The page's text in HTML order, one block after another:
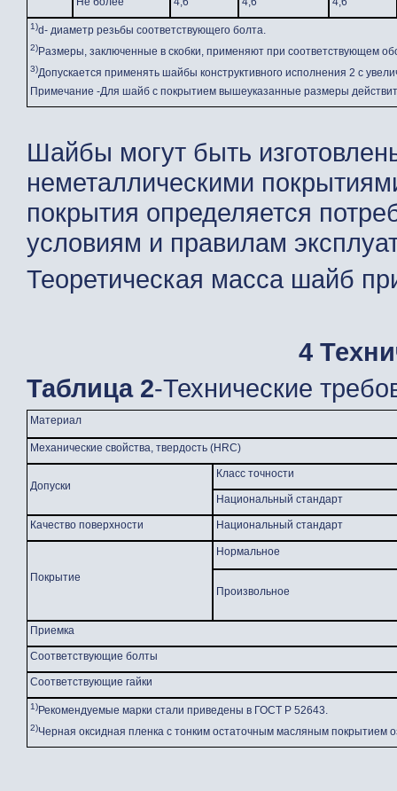
1)d- диаметр резьбы соответствующего болта.
2)Размеры, заключенные в скобки, применяют при соответствующем
3)Допускается применять шайбы конструктивного исполнения 2 с
Примечание -Для шайб с покрытием вышеуказанные размеры
Шайбы могут быть
неметаллическими
покрытия определяется
условиям и правилам
Теоретическая масса шайб
4
Таблица 2-Технические
Материал
Механические свойства, твердость (HRC)
Допуски
Класс точности
Национальный стандарт
Качество поверхности Национальный стандарт
Покрытие
Нормальное
Произвольное
Приемка
Соответствующие болты
Соответствующие гайки
1)Рекомендуемые марки стали приведены в ГОСТ Р 52643.
2)Черная оксидная пленка с тонким остаточным масляным покрытием